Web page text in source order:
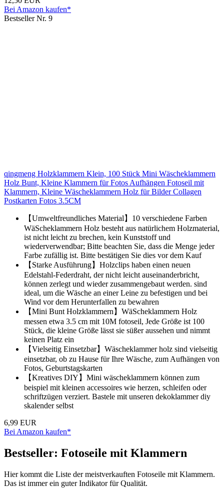
Bei Amazon kaufen*
Bestseller Nr. 9
qingmeng Holzklammern Klein, 100 Stück Mini Wäscheklammern
Holz Bunt, Kleine Klammern für Fotos Aufhängen Fotoseil mit
Klammern, Kleine Wäscheklammern Holz für Bilder Collagen
Postkarten Fotos 3.5CM
【Umweltfreundliches Material】10 verschiedene Farben
WäScheklammern Holz besteht aus natürlichem Holzmaterial,
ist nicht leicht zu brechen, kein Kunststoff und
wiederverwendbar; Bitte beachten Sie, dass die Menge jeder
Farbe zufällig ist. Bitte bestätigen Sie dies vor dem Kauf
【Starke Ausführung】Holzclips haben einen neuen
Edelstahl-Federdraht, der nicht leicht auseinanderbricht,
können zerlegt und wieder zusammengebaut werden. sind
ideal, um die Wäsche an einer Leine zu befestigen und bei
Wind vor dem Herunterfallen zu bewahren
【Mini Bunt Holzklammern】WäScheklammern Holz
messen etwa 3.5 cm mit 10M fotoseil, Jede Größe ist 100
Stück, die kleine Größe lässt sie süßer aussehen und nimmt
keinen Platz ein
【Vielseitig Einsetzbar】Wäscheklammer holz sind vielseitig
einsetzbar, ob zu Hause für Ihre Wäsche, zum Aufhängen von
Fotos, Geburtstagskarten
【Kreatives DIY】Mini wäscheklammern können zum
beispiel mit kleinen accessoires wie herzen, schleifen oder
schriftzügen verziert. Bastele mit unseren dekoklammer diy
skalender selbst
6,99 EUR
Bei Amazon kaufen*
Bestseller: Fotoseile mit Klammern
Hier kommt die Liste der meistverkauften Fotoseile mit Klammern.
Das ist immer ein guter Indikator für Qualität.